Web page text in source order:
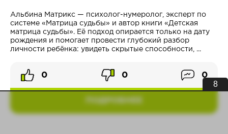
Альбина Матрикс — психолог-нумеролог, эксперт по
системе «Матрица судьбы» и автор книги «Детская
матрица судьбы». Её подход опирается только на дату
рождения и помогает провести глубокий разбор
личности ребёнка: увидеть скрытые способности, ...
ПОДРОБНЕЕ
0 0 0
8